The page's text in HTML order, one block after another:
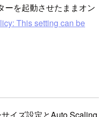
ーを起動させたままオン
This setting can be
イズ設定とAuto Scaling